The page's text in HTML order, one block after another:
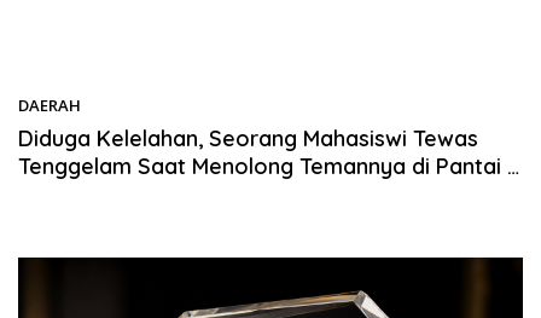
DAERAH
Diduga Kelelahan, Seorang Mahasiswi Tewas
Tenggelam Saat Menolong Temannya di Pantai II